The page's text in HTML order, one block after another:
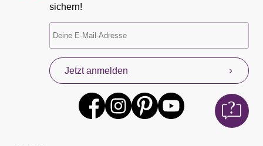
sichern!
Jetzt anmelden